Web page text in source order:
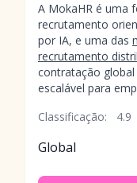
A MokaHR é uma
recrutamento
por IA, e uma das
recrutamento
contratação
escalável para
Classificação:
4.9
Global